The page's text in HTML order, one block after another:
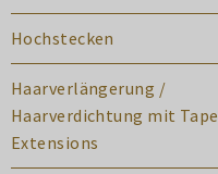
Hochstecken
Haarverlängerung /
Haarverdichtung mit Tape
Extensions